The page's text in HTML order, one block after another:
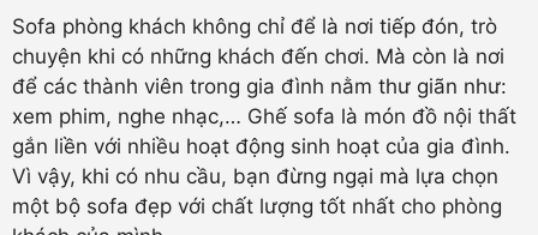
Sofa phòng khách không chỉ để là nơi tiếp đón, trò
chuyện khi có những khách đến chơi. Mà còn là nơi
để các thành viên trong gia đình nằm thư giãn như:
xem phim, nghe nhạc,… Ghế sofa là món đồ nội thất
gắn liền với nhiều hoạt động sinh hoạt của gia đình.
Vì vậy, khi có nhu cầu, bạn đừng ngại mà lựa chọn
một bộ sofa đẹp với chất lượng tốt nhất cho phòng